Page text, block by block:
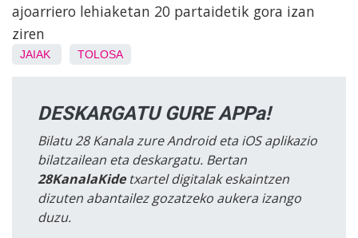
ajoarriero lehiaketan 20 partaidetik gora izan
ziren
JAIAK TOLOSA
DESKARGATU GURE APPa!
Bilatu 28 Kanala zure Android eta iOS aplikazio
bilatzailean eta deskargatu. Bertan
28KanalaKidetxartel digitalak eskaintzen
dizuten abantailez gozatzeko aukera izango
duzu.